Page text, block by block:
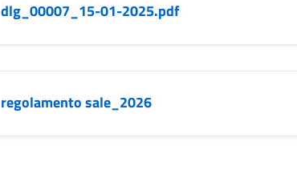
dlg_00007_15-01-2025.pdf
regolamento sale_2026